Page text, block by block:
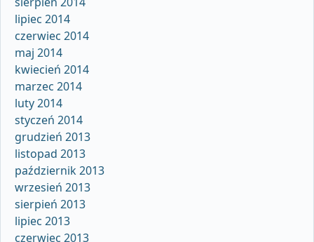
lipiec 2014
czerwiec 2014
maj 2014
kwiecień 2014
marzec 2014
luty 2014
styczeń 2014
grudzień 2013
listopad 2013
październik 2013
wrzesień 2013
sierpień 2013
lipiec 2013
czerwiec 2013